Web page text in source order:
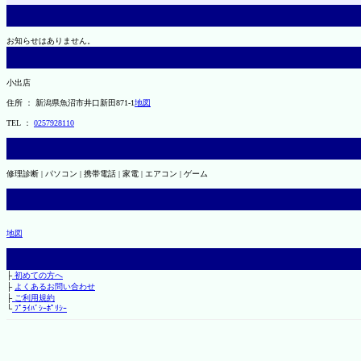
お知らせはありません。
小出店
住所 ： 新潟県魚沼市井口新田871-1地図
TEL ： 0257928110
修理診断 | パソコン | 携帯電話 | 家電 | エアコン | ゲーム
地図
├初めての方へ
├ よくあるお問い合わせ
├ご利用規約
└ﾌﾟﾗｲﾊﾞｼｰﾎﾟﾘｼｰ